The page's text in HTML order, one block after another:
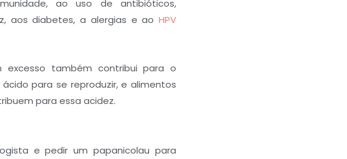
ao uso de antibióticos,
aos diabetes, a alergias e ao HPV
também contribui para o
para se reproduzir, e alimentos
para essa acidez.
e pedir um papanicolau para